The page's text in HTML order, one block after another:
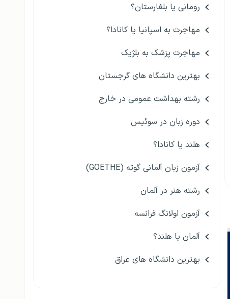
رومانی یا بلغارستان؟
مهاجرت به اسپانیا یا کانادا؟
مهاجرت پزشک به بلژیک
بهترین دانشگاه های گرجستان
رشته بهداشت عمومی در خارج
دوره زبان در سوئیس
هلند یا کانادا؟
آزمون زبان آلمانی گوته (GOETHE)
رشته هنر در آلمان
آزمون اولانگ فرانسه
آلمان یا هلند؟
بهترین دانشگاه های عراق